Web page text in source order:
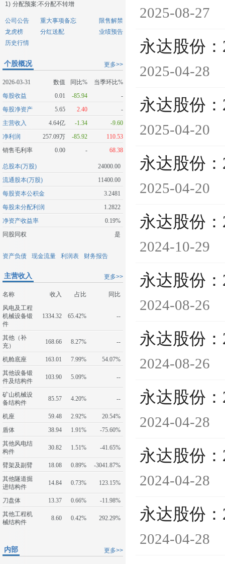
1) 分配预案:不分配不转增
公司公告 重大事项备忘
限售解禁
龙虎榜
分红送配
业绩预告
历史行情
更多>>
个股概况
2026-03-31 数值 同比%
当季环比%
每股收益
0.01 -85.94
-
每股净资产
5.65 2.40
-
主营收入
4.64亿 -1.34
-9.60
净利润
257.09万 -85.92
110.53
销售毛利率
0.00 - 68.38
总股本(万股)
24000.00
流通股本(万股)
11400.00
每股资本公积金
3.2481
每股未分配利润
1.2822
净资产收益率
0.19%
同股同权
是
资产负债 现金流量 利润表 财务报告
更多>>
主营收入
名称 收入 占比
同比
风电及工程
机械设备锻
件
1334.32 65.42% --
其他（补
充）
168.66 8.27% --
机舱底座 163.01 7.99%
54.07%
其他设备锻
件及结构件
103.90 5.09% --
矿山机械设
备结构件
85.57 4.20% --
机座 59.48 2.92%
20.54%
盾体
38.94 1.91%
-75.60%
其他风电结
构件
30.82 1.51% -41.65%
臂架及副臂 18.08 0.89%
-3041.87%
其他隧道掘
进结构件
14.84 0.73% 123.15%
刀盘体 13.37 0.66%
-11.98%
其他工程机
械结构件
8.60 0.42% 292.29%
更多>>
内部
2025-08-27
永达股份
2025-04-28
永达股份
2025-04-20
永达股份
2025-04-20
永达股份
2024-10-29
永达股份
2024-08-26
永达股份
2024-08-26
永达股份
2024-04-28
永达股份
2024-04-28
永达股份
2024-04-28